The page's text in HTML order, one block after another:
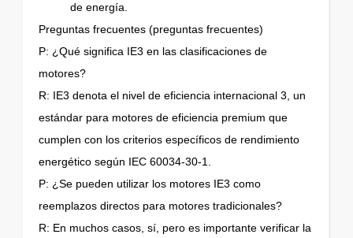
de energía.
Preguntas frecuentes (preguntas frecuentes)
P: ¿Qué significa IE3 en las clasificaciones de
motores?
R: IE3 denota el nivel de eficiencia internacional 3, un
estándar para motores de eficiencia premium que
cumplen con los criterios específicos de rendimiento
energético según IEC 60034-30-1.
P: ¿Se pueden utilizar los motores IE3 como
reemplazos directos para motores tradicionales?
R: En muchos casos, sí, pero es importante verificar la